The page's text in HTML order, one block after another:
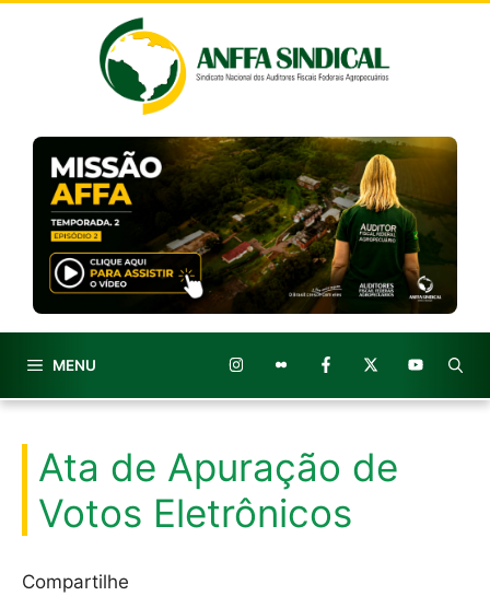
MENU
Ata de Apuração de
Votos Eletrônicos
Compartilhe